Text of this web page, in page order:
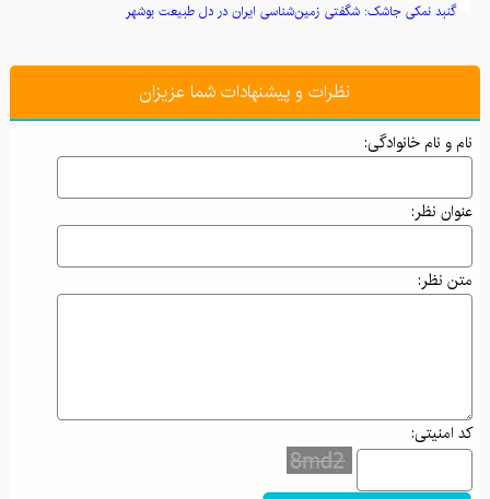
گنبد نمکی جاشک: شگفتی زمین‌شناسی ایران در دل طبیعت بوشهر
راز روغن‌ها: چگونه چربی‌های سالم عضله‌سازی شما را تقویت می‌کنند؟
"هگمتانه؛ نخستین پایتخت ایران و گنجینه‌ای از تمدن باستان"
معرفی کتاب رهایی از قید و بندهای ذهنی نوشته وین دایر
معرفی کتاب "به سوی کامیابی" اثر آنتونی رابینز
والدین هلیکوپتری و اثرات آن بر رشد خودمختاری
جذاب‌ترین مقاصد پاییزی ایران: از جادوی جنگل‌های شمال تا آرامش کویرهای بکر
نظرات و پیشنهادات شما عزیزان
نام و نام خانوادگی:
عنوان نظر:
متن نظر:
کد امنیتی: